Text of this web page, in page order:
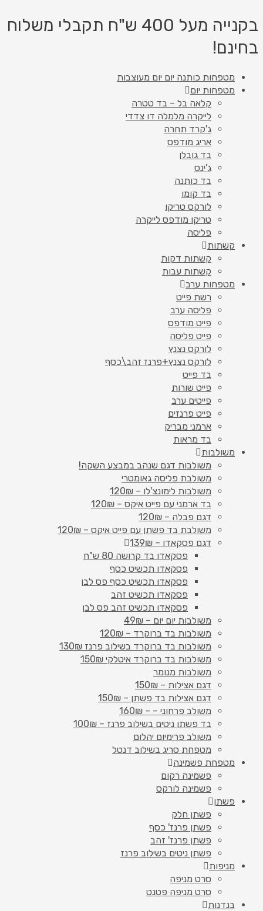
לתוכן
בקנייה מעל 400 ש"ח תקבלי משלוח
בחינם!
מטפחות כותנה יום יום מעוצבות
מטפחות יום
קלאה בל – בד טטרה
לייקרה מלמלה דו צדדי
ג'קרד תחרה
אריג מודפס
בד גובלן
ג'ינס
בד כותנה
בד קומו
לורקס טריקו
טריקו מודפס לייקרה
פליסה
קשתות
קשתות דקות
קשתות עבות
מטפחות ערב
רשת פייט
פליסה ערב
פייט מודפס
פייט פליסה
לורקס נצנץ
לורקס נצנץ+פרנז זהב\כסף
בד פייט
פייט שורות
פייטים ערב
פייט פרנזים
ארמני מבריק
בד מראות
משולבות
משולבות דגם שנהב במבצע השקה!
משולבת פליסה גאומטרי
משולבות לימונצ'לו – 120₪
בד ארמני עם פייט איקס – 120₪
דגם פבלה – 120₪
משולבת בד פשתן עם פייט איקס – 120₪
דגם פסקאדו – 139₪
פסקאדו בד קרושה 80 ש"ח
פסקאדו תכשיט כסף
פסקאדו תכשיט כסף פס לבן
פסקאדו תכשיט זהב
פסקאדו תכשיט זהב פס לבן
משולבות יום יום – 49₪
משולבות בד ברוקרד – 120₪
משולבות בד ברוקרד בשילוב פרנז 130₪
משולבות בד ברוקרד איטלקי 150₪
משולבות מנומר
דגם אצילות – 150₪
דגם אצילות בד פשתן – 150₪
משולב פרחוני – – 160₪
בד פשתן ניטים בשילוב פרנז – 100₪
משולב פרימיום יהלום
מטפחת סריג בשילוב דנטל
מטפחת פשמינה
פשמינה רקום
פשמינה לורקס
פשתן
פשתן חלק
פשתן פרנז' כסף
פשתן פרנז' זהב
פשתן ניטים בשילוב פרנז
מניפות
סרט מניפה
סרט מניפה פטנט
בנדנות